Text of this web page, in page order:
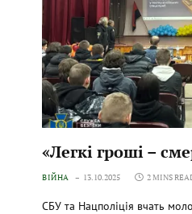
«Легкі гроші –
ВІЙНА 13.10.2025 2 MINS
СБУ та Нацполіція вчать